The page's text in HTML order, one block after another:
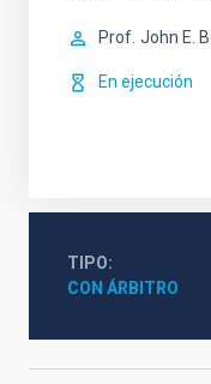
Prof. John E.
En ejecución
TIPO
CON ÁRBITRO